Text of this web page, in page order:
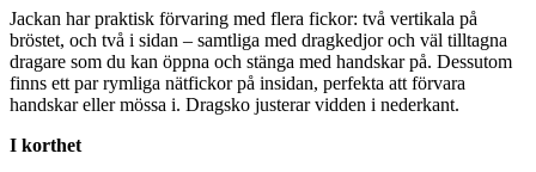
Jackan har praktisk förvaring med flera fickor: två vertikala på
bröstet, och två i sidan – samtliga med dragkedjor och väl tilltagna
dragare som du kan öppna och stänga med handskar på. Dessutom
finns ett par rymliga nätfickor på insidan, perfekta att förvara
handskar eller mössa i. Dragsko justerar vidden i nederkant.
I korthet